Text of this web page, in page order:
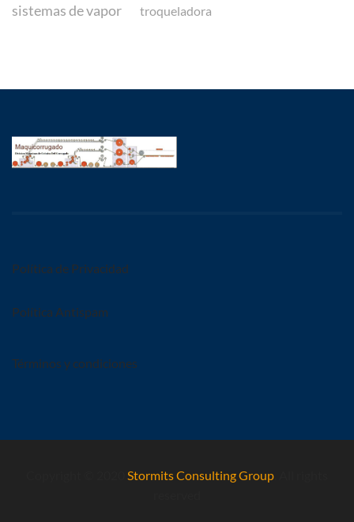
sistemas de vapor troqueladora
Política de Privacidad
Política Antispam
Términos y condiciones
Stormits Consulting Group